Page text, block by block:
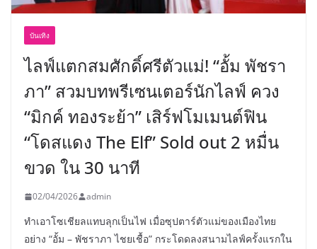
บันเทิง
ไลฟ์แตกสมศักดิ์ศรีตัวแม่! “อั้ม พัชรา
ภา” สวมบทพรีเซนเตอร์นักไลฟ์ ควง
“มิกค์ ทองระย้า” เสิร์ฟโมเมนต์ฟิน
“โดสแดง The Elf” Sold out 2 หมื่น
ขวด ใน 30 นาที
02/04/2026 admin
ทำเอาโซเชียลแทบลุกเป็นไฟ เมื่อซุปตาร์ตัวแม่ของเมืองไทย
อย่าง “อั้ม – พัชราภา ไชยเชื้อ” กระโดดลงสนามไลฟ์ครั้งแรกใน